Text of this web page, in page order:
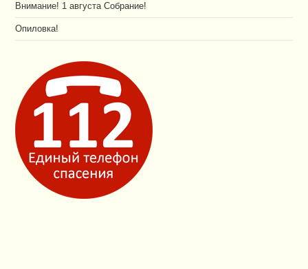
Внимание! 1 августа Собрание!
Опиловка!